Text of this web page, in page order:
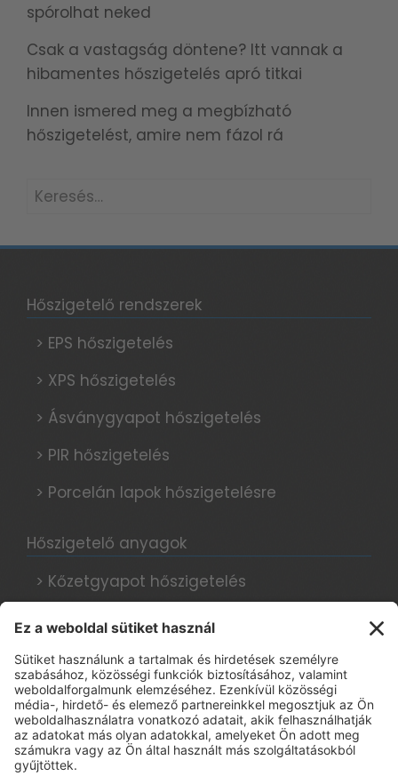
spórolhat neked
Csak a vastagság döntene? Itt vannak a
hibamentes hőszigetelés apró titkai
Innen ismered meg a megbízható
hőszigetelést, amire nem fázol rá
Keresés:
Hőszigetelő rendszerek
> EPS hőszigetelés
> XPS hőszigetelés
> Ásványgyapot hőszigetelés
> PIR hőszigetelés
> Porcelán lapok hőszigetelésre
Hőszigetelő anyagok
> Kőzetgyapot hőszigetelés
> Grafitos hőszigetelés
> Hungarocell hőszigetelés
Hőszigetelési tanácsok, blog
Adatkezelési tájékoztató